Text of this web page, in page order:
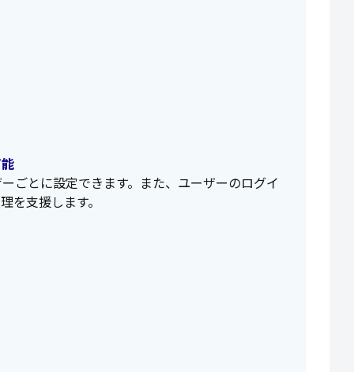
ごとに設定できます。また、ユーザーのログイ
を支援します。